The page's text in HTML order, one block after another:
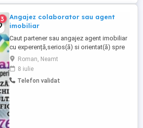
3
Angajez colaborator sau agent
imobiliar
Caut partener sau angajez agent imobiliar
cu experență,serios(ă) si orientat(ă) spre
rezultate,care știe sa lucreze cu oamenii la
fel de bine cum lucreaza cu propietățile.
Ofer comision pe masură corelat cu
performanța, mediu de lucru profesionist
Roman, Neamt
8 iulie
Telefon validat